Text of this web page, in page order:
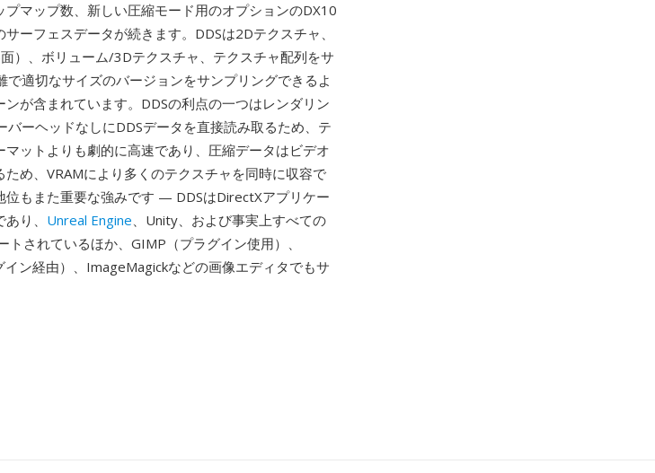
マップ数、新しい圧縮モード用のオプションのDX10
ーフェスデータが続きます。DDSは2Dテクスチャ、
）、ボリューム/3Dテクスチャ、テクスチャ配列をサ
適切なサイズのバージョンをサンプリングできるよ
が含まれています。DDSの利点の一つはレンダリン
ーヘッドなしにDDSデータを直接読み取るため、テ
ットよりも劇的に高速であり、圧縮データはビデオ
め、VRAMにより多くのテクスチャを同時に収容で
位もまた重要な強みです — DDSはDirectXアプリケー
り、 Unreal Engine、Unity、および事実上すべての
されているほか、GIMP（プラグイン使用）、
ン経由）、ImageMagickなどの画像エディタでもサ